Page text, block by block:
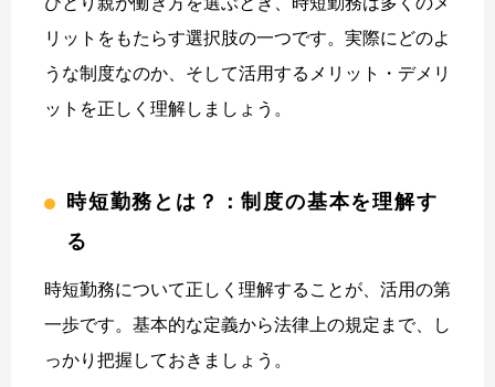
リットをもたらす選択肢の一つです。実際にどのよ
うな制度なのか、そして活用するメリット・デメリ
ットを正しく理解しましょう。
時短勤務とは？：制度の基本を理解す
る
時短勤務について正しく理解することが、活用の第
一歩です。基本的な定義から法律上の規定まで、し
っかり把握しておきましょう。